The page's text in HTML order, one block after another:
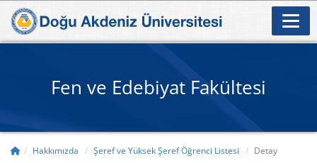
Fen ve Edebiyat Fakültesi
Hakkımızda Şeref ve Yüksek Şeref Öğrenci Listesi Detay